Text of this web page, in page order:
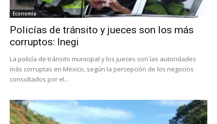
Economía
Policías de tránsito y jueces son los más
corruptos: Inegi
La policía de tránsito municipal y los jueces son las autoridades
más corruptas en México, según la percepción de los negocios
consultados por el...